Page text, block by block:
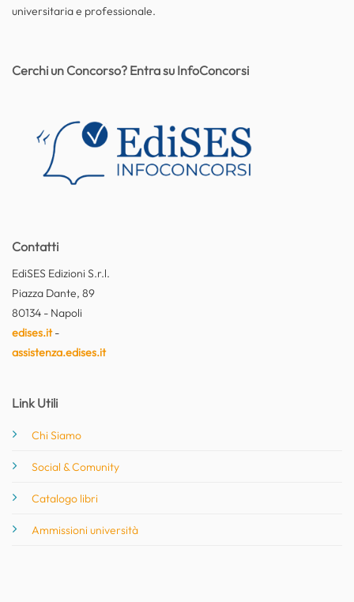
universitaria e professionale.
Contatti
EdiSES Edizioni S.r.l.
Piazza Dante, 89
80134 - Napoli
edises.it-
assistenza.edises.it
Link Utili
Chi Siamo
Social & Comunity
Catalogo libri
Ammissioni università
Cerchi un Concorso? Entra su InfoConcorsi